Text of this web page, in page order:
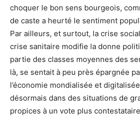
choquer le bon sens bourgeois,
de caste a heurté le sentiment
Par ailleurs, et surtout, la crise
crise sanitaire modifie la donne
partie des classes moyennes des
là, se sentait à peu près épargnée
l’économie mondialisée et
désormais dans des situations de
propices à un vote plus